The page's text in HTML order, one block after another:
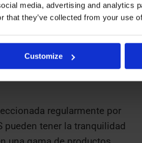
media, advertising and analytics
that they’ve collected from your use
Customize
proyectos y minimizar
con sede en Europa
sus servicios de
es involuntario y
entre el Reino Unido y
regularmente por
pueden tener la tranquilidad